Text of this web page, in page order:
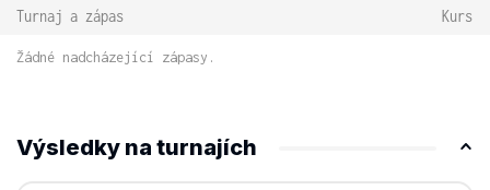
Turnaj a zápas Kurs
Žádné nadcházející zápasy.
Výsledky na turnajích